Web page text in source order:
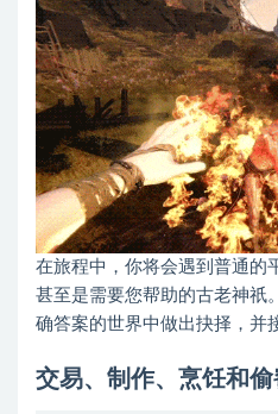
在旅程中，你将会遇到普通的
甚至是需要您帮助的古老神祇
确答案的世界中做出抉择，并
交易、制作、烹饪和偷